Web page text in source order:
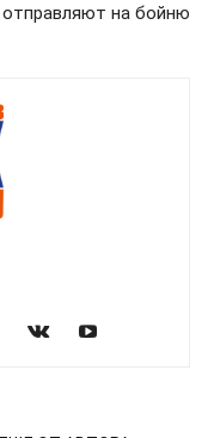
отправляют на бойню